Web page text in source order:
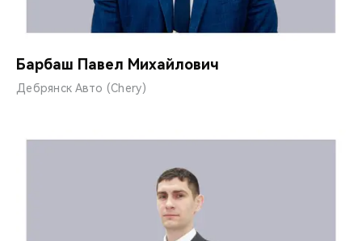
Барбаш Павел Михайлович
Дебрянск Авто (Chery)